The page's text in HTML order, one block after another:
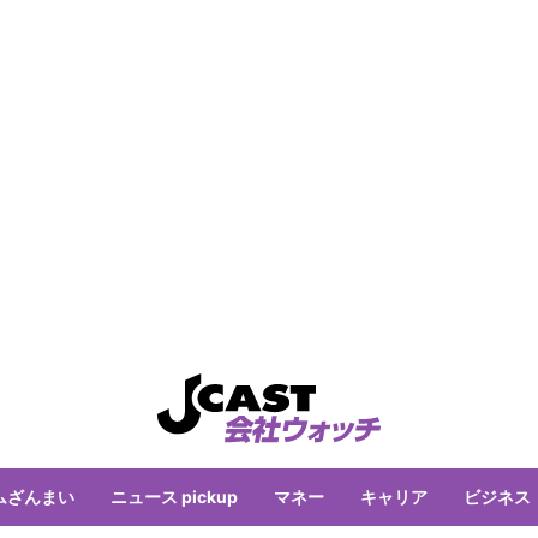
ざんまい ニュース pickup マネー キャリア ビジネス